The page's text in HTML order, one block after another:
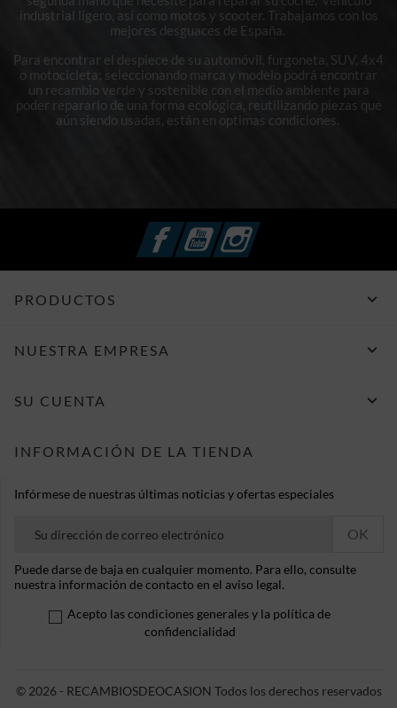
industrial ligero, así como motos y scooter. Trabajamos con los
mejores desguaces de España.
Para encontrar el despiece de su automóvil, furgoneta, SUV, 4x4
o motocicleta; seleccionando marca y modelo podrá encontrar
un recambio verde y sostenible con el medio ambiente para
poder repararlo de una forma ecológica, reutilizando piezas que
aún siendo usadas, están en optimas condiciones.
FacebookYouTubeInstagram
PRODUCTOS 
NUESTRA EMPRESA 
SU CUENTA 
INFORMACIÓN DE LA TIENDA
Infórmese de nuestras últimas noticias y ofertas especiales
Puede darse de baja en cualquier momento. Para ello, consulte
nuestra información de contacto en el aviso legal.
Acepto las condiciones generales y la política de
confidencialidad
© 2026 - RECAMBIOSDEOCASION Todos los derechos reservados